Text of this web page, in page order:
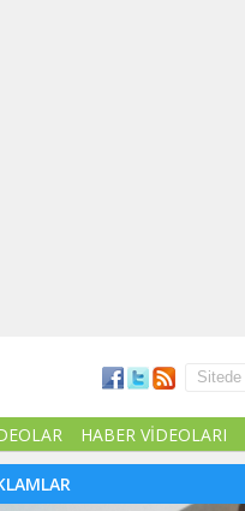
HABER VİDEOLARI